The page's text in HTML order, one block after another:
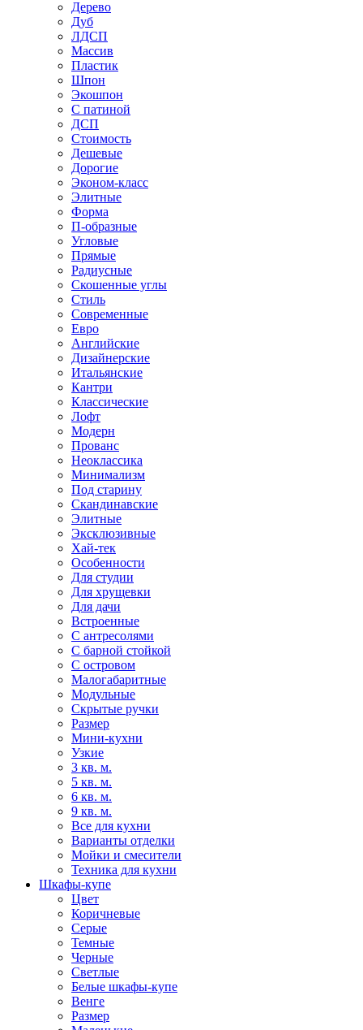
Дерево
Дуб
ЛДСП
Массив
Пластик
Шпон
Экошпон
С патиной
ДСП
Стоимость
Дешевые
Дорогие
Эконом-класс
Элитные
Форма
П-образные
Угловые
Прямые
Радиусные
Скошенные углы
Стиль
Современные
Евро
Английские
Дизайнерские
Итальянские
Кантри
Классические
Лофт
Модерн
Прованс
Неоклассика
Минимализм
Под старину
Скандинавские
Элитные
Эксклюзивные
Хай-тек
Особенности
Для студии
Для хрущевки
Для дачи
Встроенные
С антресолями
С барной стойкой
С островом
Малогабаритные
Модульные
Скрытые ручки
Размер
Мини-кухни
Узкие
3 кв. м.
5 кв. м.
6 кв. м.
9 кв. м.
Все для кухни
Варианты отделки
Мойки и смесители
Техника для кухни
Шкафы-купе
Цвет
Коричневые
Серые
Темные
Черные
Светлые
Белые шкафы-купе
Венге
Размер